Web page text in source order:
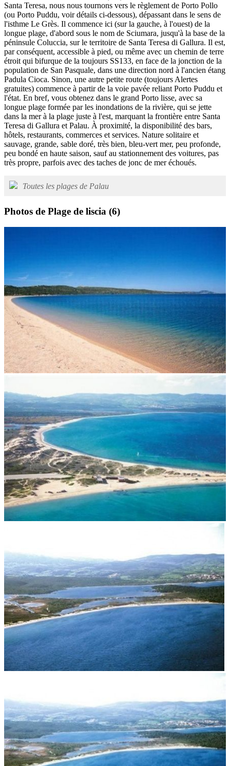
Santa Teresa, nous nous tournons vers le règlement de Porto Pollo
(ou Porto Puddu, voir détails ci-dessous), dépassant dans le sens de
l'isthme Le Grès. Il commence ici (sur la gauche, à l'ouest) de la
longue plage, d'abord sous le nom de Sciumara, jusqu'à la base de la
péninsule Coluccia, sur le territoire de Santa Teresa di Gallura. Il est,
par conséquent, accessible à pied, ou même avec un chemin de terre
étroit qui bifurque de la toujours SS133, en face de la jonction de la
population de San Pasquale, dans une direction nord à l'ancien étang
Padula Cioca. Sinon, une autre petite route (toujours Alertes
gratuites) commence à partir de la voie pavée reliant Porto Puddu et
l'état. En bref, vous obtenez dans le grand Porto lisse, avec sa
longue plage formée par les inondations de la rivière, qui se jette
dans la mer à la plage juste à l'est, marquant la frontière entre Santa
Teresa di Gallura et Palau. À proximité, la disponibilité des bars,
hôtels, restaurants, commerces et services. Nature solitaire et
sauvage, grande, sable doré, très bien, bleu-vert mer, peu profonde,
peu bondé en haute saison, sauf au stationnement des voitures, pas
très propre, parfois avec des taches de jonc de mer échoués.
Toutes les plages de Palau
Photos de Plage de liscia (6)